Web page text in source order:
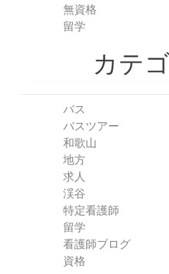
無資格
留学
カテ
バス
バスツアー
和歌山
地方
求人
渓谷
特定看護師
留学
看護師ブログ
資格